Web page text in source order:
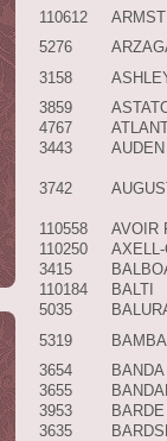
110612
5276
3158
3859
4767
3443
3742
110558
AVOIR
110250
3415
110184
BALTI
5035
5319
BAMBA
3654
3655
3953
3635